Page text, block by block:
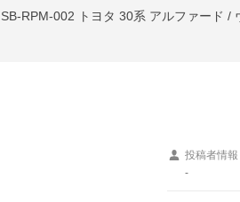
RPM-002 トヨタ 30系 アルファード /
投稿者情報
-